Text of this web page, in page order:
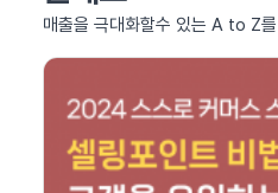
매출을 극대화할수 있는 A to Z